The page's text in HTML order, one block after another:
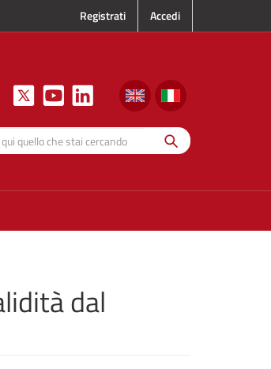
Registrati Accedi
stai
Cerca
dal